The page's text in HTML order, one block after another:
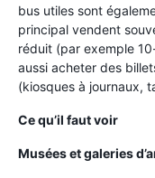
bus utiles sont
principal vendent
réduit (par exemple
aussi acheter des
(kiosques à journaux,
Ce qu’il faut voir
Musées et galeries